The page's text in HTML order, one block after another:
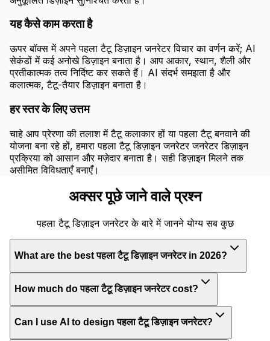
यह कैसे काम करता है
ऊपर बॉक्स में अपने पहला टैटू डिज़ाइन जनरेटर विचार का वर्णन करें; AI
सेकंडों में कई अनोखे डिज़ाइन बनाता है। आप आकार, स्थान, शैली और
प्रतीकात्मक तत्व निर्दिष्ट कर सकते हैं। AI संदर्भ समझता है और
कलात्मक, टैटू-तैयार डिज़ाइन बनाता है।
हर स्तर के लिए उत्तम
चाहे आप प्रेरणा की तलाश में टैटू कलाकार हों या पहला टैटू बनवाने की
योजना बना रहे हों, हमारा पहला टैटू डिज़ाइन जनरेटर जनरेटर डिज़ाइन
प्रक्रिया को आसान और मज़ेदार बनाता है। सही डिज़ाइन मिलने तक
असीमित विविधताएँ बनाएँ।
अक्सर पूछे जाने वाले प्रश्न
पहला टैटू डिज़ाइन जनरेटर के बारे में जानने योग्य सब कुछ
What are the best पहला टैटू डिज़ाइन जनरेटर in 2026?
How much do पहला टैटू डिज़ाइन जनरेटर cost?
Can I use AI to design पहला टैटू डिज़ाइन जनरेटर?